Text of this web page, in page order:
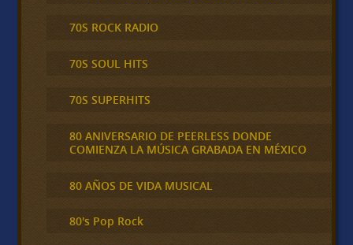
70S ROCK RADIO
70S SOUL HITS
70S SUPERHITS
80 ANIVERSARIO DE PEERLESS DONDE
COMIENZA LA MÚSICA GRABADA EN MÉXICO
80 AÑOS DE VIDA MUSICAL
80's Pop Rock